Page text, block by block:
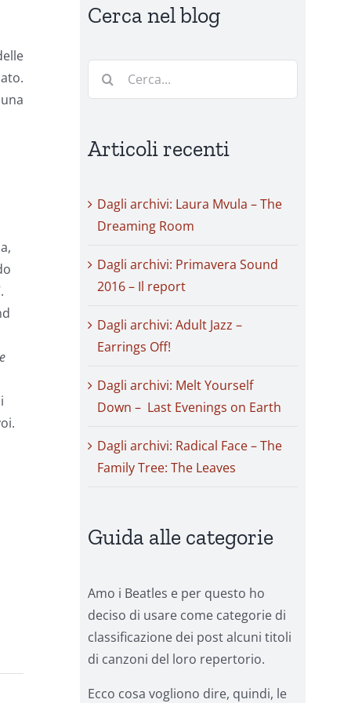
Cerca nel blog
Cerca
Articoli recenti
Dagli archivi: Laura Mvula – The
Dreaming Room
Dagli archivi: Primavera Sound
2016 – Il report
Dagli archivi: Adult Jazz –
Earrings Off!
Dagli archivi: Melt Yourself
Down – Last Evenings on Earth
Dagli archivi: Radical Face – The
Family Tree: The Leaves
Guida alle categorie
Amo i Beatles e per questo ho
deciso di usare come categorie di
classificazione dei post alcuni titoli
di canzoni del loro repertorio.
Ecco cosa vogliono dire, quindi, le